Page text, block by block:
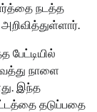
நடத்த
பேட்டியில்
நாளை
இந்த
தடுப்பதை